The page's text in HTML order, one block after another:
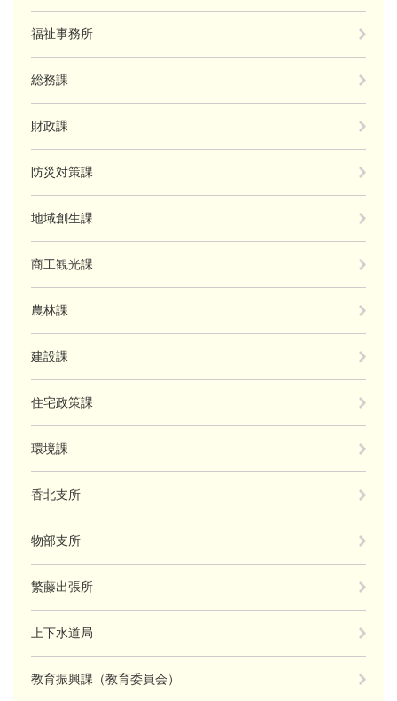
福祉事務所
総務課
財政課
防災対策課
地域創生課
商工観光課
農林課
建設課
住宅政策課
環境課
香北支所
物部支所
繁藤出張所
上下水道局
教育振興課（教育委員会）